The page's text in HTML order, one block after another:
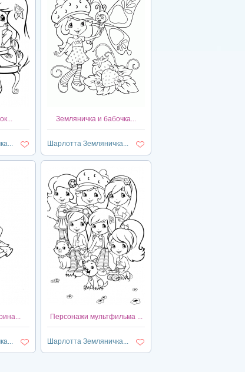
Земляничка и бабочка...
Шарлотта Земляничка...
Персонажи мультфильма ...
Шарлотта Земляничка...